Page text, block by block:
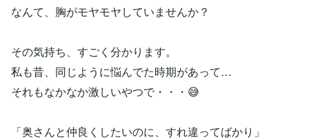
なんて、胸がモヤモヤしていませんか？
その気持ち、すごく分かります。
私も昔、同じように悩んでた時期があって…
それもなかなか激しいやつで・・・😅
「奥さんと仲良くしたいのに、すれ違ってばかり」